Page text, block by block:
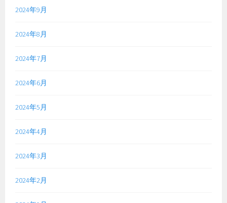
2024年9月
2024年8月
2024年7月
2024年6月
2024年5月
2024年4月
2024年3月
2024年2月